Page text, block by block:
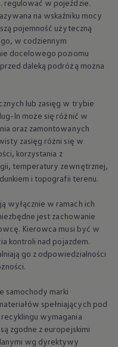
regulować w pojeździe.
na wskaźniku mocy
pojemność użyteczną
w codziennym
docelowego poziomu
daleką podróżą można
lub zasięg w trybie
In może się różnić w
oraz zamontowanych
zasięg różni się w
korzystania z
temperatury zewnętrznej,
i topografii terenu.
wyłącznie w ramach ich
jest zachowanie
Kierowca musi być w
kontroli nad pojazdem.
go z odpowiedzialności
samochody marki
spełniających pod
wymagania
zgodne z europejskimi
wg dyrektywy